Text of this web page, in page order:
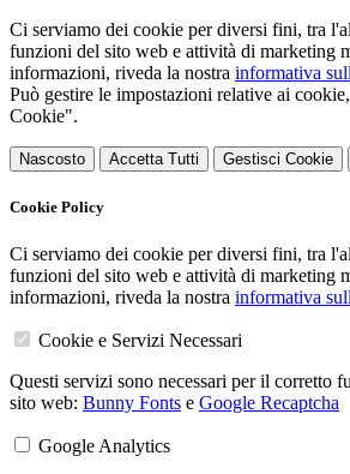
Ci serviamo dei cookie per diversi fini, tra
funzioni del sito web e attività di marketing
informazioni, riveda la nostra informativa
Può gestire le impostazioni relative ai
Cookie".
Nascosto Accetta Tutti Gestisci Cookie
Cookie Policy
Ci serviamo dei cookie per diversi fini, tra
funzioni del sito web e attività di marketing
informazioni, riveda la nostra informativa
Cookie e Servizi Necessari
Questi servizi sono necessari per il corretto
sito web: Bunny Fonts e Google Recaptcha
Google Analytics